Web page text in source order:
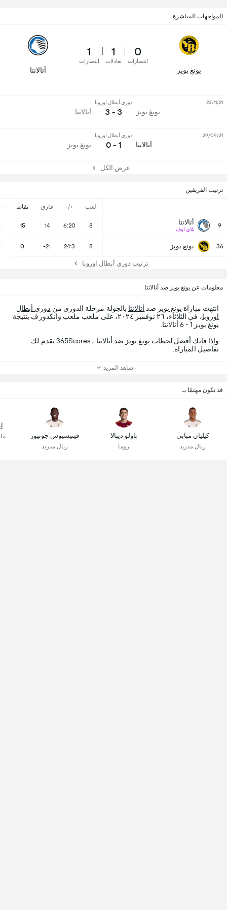
ترتيب الفريقين
لعب +/- فارق نقاط
9 أتالانتا
بلاي اوف
8
6:20
14
15
36 يونغ بويز 8
24:3
-21
0
ترتيب دوري أبطال اوروبا
المواجهات المباشرة
يونغ بويز
0
انتصارات
1
تعادلات
1
انتصارات
أتالانتا
يونغ بويز
دوري أبطال اوروبا
3 - 3 أتالانتا
23/11/21
أتالانتا
دوري أبطال اوروبا
1 - 0 يونغ بويز
29/09/21
عرض الكل
معلومات عن يونغ بويز ضد أتالانتا
انتهت مباراة يونغ بويز ضد أتالانتا بالجولة مرحلة الدوري من دوري أبطال
اوروبا
، في الثلاثاء، ٢٦ نوفمبر ٢٠٢٤، على ملعب ملعب وانكدورف بنتيجة
يونغ بويز 1 - 6 أتالانتا.
وإذا فاتك أفضل لحظات يونغ بويز ضد أتالانتا ، 365Scores يقدم لك
تفاصيل المباراة.
شاهد المزيد
قد تكون مهتمًا بـ
كيليان مبابي
ريال مدريد
باولو ديبالا
روما
فينيسيوس جونيور
ريال مدريد